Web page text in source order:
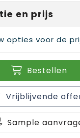
tassen
en prijs
opties voor de
Bestellen
Vrijblijvende
Sample